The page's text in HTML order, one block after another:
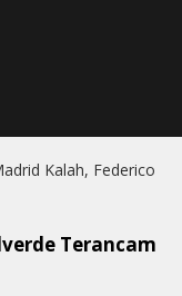
Kalah, Federico
Terancam